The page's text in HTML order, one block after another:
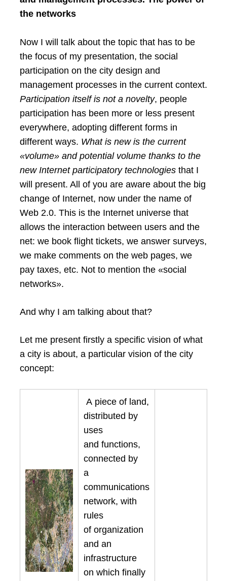
the networks
Now I will talk about the topic that has to be
the focus of my presentation, the social
participation on the city design and
management processes in the current context.
Participation itself is not a novelty, people
participation has been more or less present
everywhere, adopting different forms in
different ways. What is new is the current
«volume» and potential volume thanks to the
new Internet participatory technologies that I
will present. All of you are aware about the big
change of Internet, now under the name of
Web 2.0. This is the Internet universe that
allows the interaction between users and the
net: we book flight tickets, we answer surveys,
we make comments on the web pages, we
pay taxes, etc. Not to mention the «social
networks».
And why I am talking about that?
Let me present firstly a specific vision of what
a city is about, a particular vision of the city
concept:
A piece of land,
distributed by
uses
and functions,
connected by
a
communications
network, with
rules
of organization
and an
infrastructure
on which finally